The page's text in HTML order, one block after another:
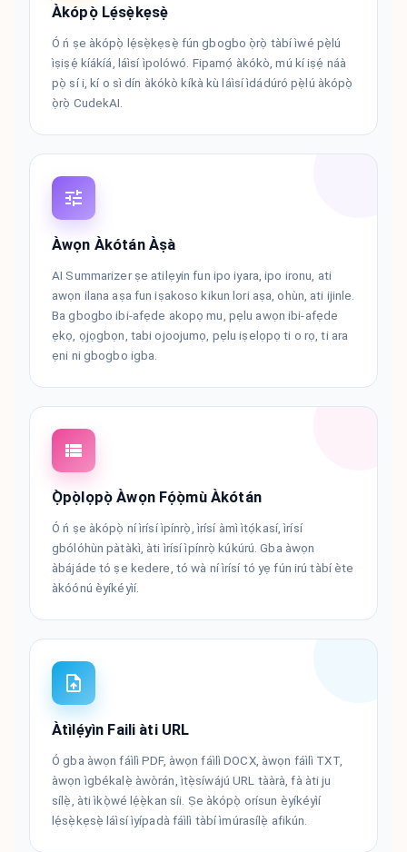
Àkópọ̀ Lẹ́sẹ̀kẹsẹ̀
Ó ń ṣe àkópọ̀ lẹ́sẹ̀kẹsẹ̀ fún gbogbo ọ̀rọ̀ tàbí ìwé pẹ̀lú
ìṣiṣẹ́ kíákíá, láìsí ìpolówó. Fipamọ́ àkókò, mú kí iṣẹ́ náà
pọ̀ sí i, kí o sì dín àkókò kíkà kù láìsí ìdádúró pẹ̀lú àkópọ̀
ọ̀rọ̀ CudekAI.
Àwọn Àkótán Àṣà
AI Summarizer ṣe atilẹyin fun ipo iyara, ipo ironu, ati
awọn ilana aṣa fun iṣakoso kikun lori aṣa, ohùn, ati ijinle.
Ba gbogbo ibi-afẹde akopọ mu, pẹlu awọn ibi-afẹde
ẹkọ, ọjọgbọn, tabi ojoojumọ, pẹlu iṣelọpọ ti o rọ, ti ara
ẹni ni gbogbo igba.
Ọ̀pọ̀lọpọ̀ Àwọn Fọ́ọ̀mù Àkótán
Ó ń ṣe àkópọ̀ ní ìrísí ìpínrọ̀, ìrísí àmì ìtọ́kasí, ìrísí
gbólóhùn pàtàkì, àti ìrísí ìpínrọ̀ kúkúrú. Gba àwọn
àbájáde tó ṣe kedere, tó wà ní ìrísí tó yẹ fún irú tàbí ète
àkóónú èyíkéyìí.
Àtìlẹ́yìn Faili àti URL
Ó gba àwọn fáìlì PDF, àwọn fáìlì DOCX, àwọn fáìlì TXT,
àwọn ìgbékalẹ̀ àwòrán, ìtẹ̀síwájú URL tààrà, fà àti ju
sílẹ̀, àti ìkọ̀wé lẹ́ẹ̀kan síi. Ṣe àkópọ̀ orísun èyíkéyìí
lẹ́sẹ̀kẹsẹ̀ láìsí ìyípadà fáìlì tàbí ìmúrasílẹ̀ afikún.